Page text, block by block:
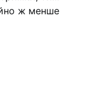
ж менше